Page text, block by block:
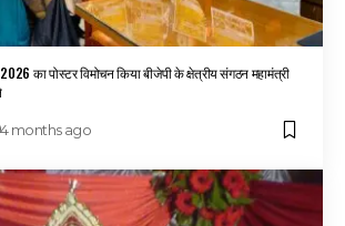
का पोस्टर विमोचन किया बीजेपी के क्षेत्रीय संगठन महामंत्री
4 months ago